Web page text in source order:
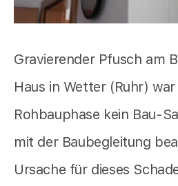
Gravierender Pfusch am
Haus in Wetter (Ruhr)
Rohbauphase kein Bau-
mit der Baubegleitung
Ursache für dieses